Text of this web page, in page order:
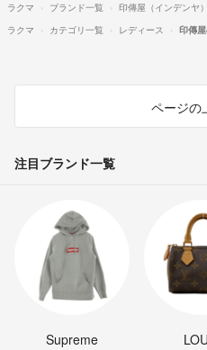
ラクマ ブランド一覧 印傳屋（インデンヤ）
ラクマ
カテゴリ一覧 レディース 印傳
ページの
注目ブランド一覧
Supreme